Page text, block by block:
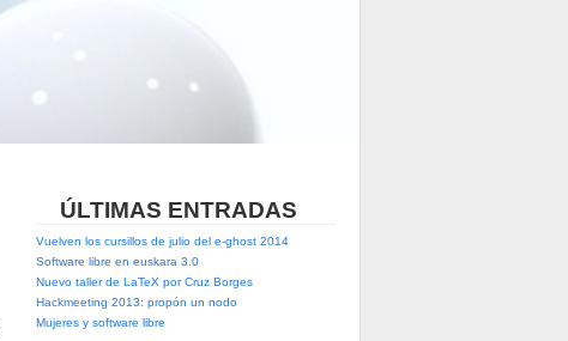
ÚLTIMAS ENTRADAS
Vuelven los cursillos de julio del e-ghost 2014
Software libre en euskara 3.0
Nuevo taller de LaTeX por Cruz Borges
Hackmeeting 2013: propón un nodo
Mujeres y software libre